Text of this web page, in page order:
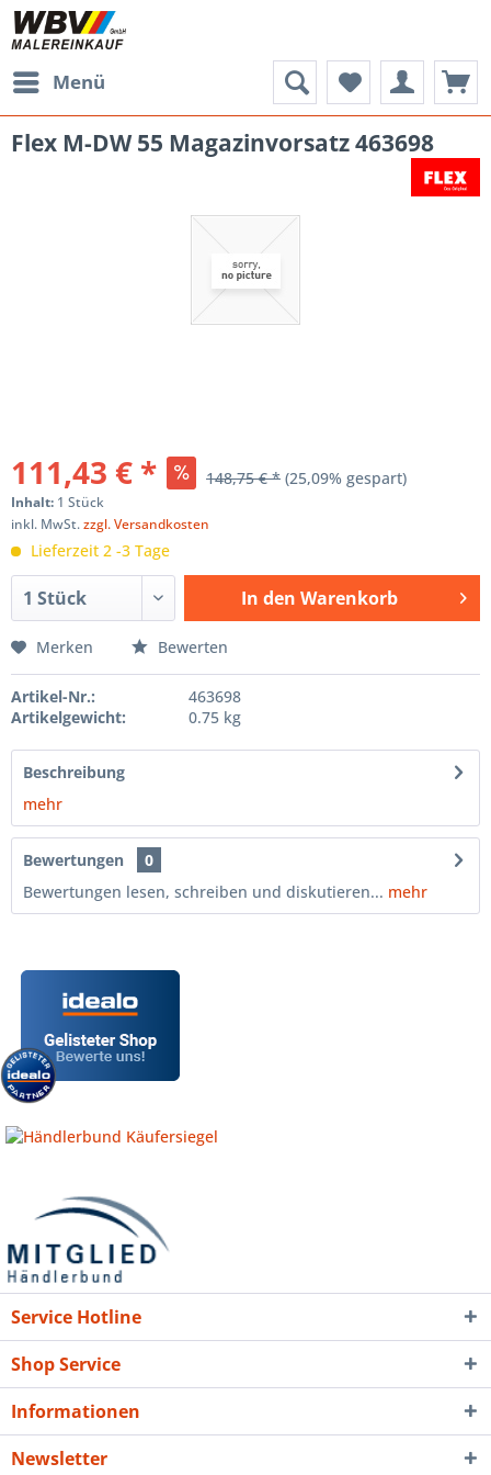
Menü
Flex M-DW 55 Magazinvorsatz 463698
111,43 € * 148,75 € * (25,09% gespart)
Inhalt: 1 Stück
inkl. MwSt.zzgl. Versandkosten
Lieferzeit 2 -3 Tage
In den Warenkorb
Merken Bewerten
Artikel-Nr.:
463698
Artikelgewicht:
0.75 kg
Beschreibung
mehr
Bewertungen
0
Bewertungen lesen, schreiben und diskutieren... mehr
Service Hotline
Shop Service
Informationen
Newsletter